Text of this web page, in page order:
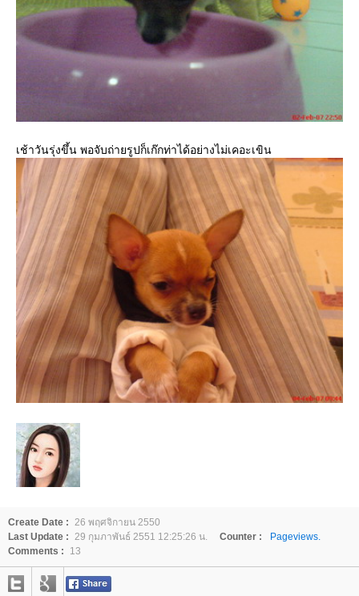
เช้าวันรุ่งขึ้น พอจับถ่ายรูปก็เก๊กท่าได้อย่างไม่เคอะเขิน
Create Date : 26 พฤศจิกายน 2550
Last Update : 29 กุมภาพันธ์ 2551 12:25:26 น. Counter :
Pageviews.
Comments :
13